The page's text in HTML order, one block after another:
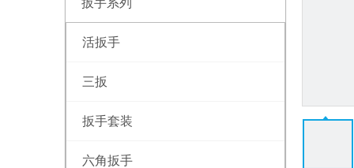
扳手系列
活扳手
三扳
扳手套装
六角扳手